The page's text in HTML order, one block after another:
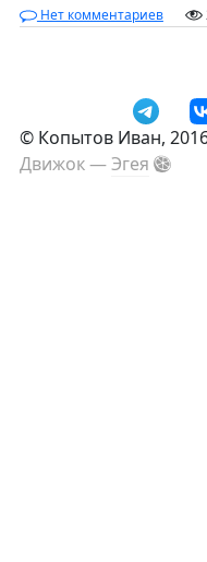
Нет комментариев
© Копытов Иван,
Движок —Эгея